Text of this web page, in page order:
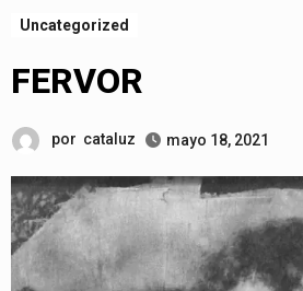
Uncategorized
FERVOR
por cataluz mayo 18, 2021